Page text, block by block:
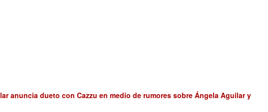
anuncia dueto con Cazzu en medio de rumores sobre Ángela Aguilar y